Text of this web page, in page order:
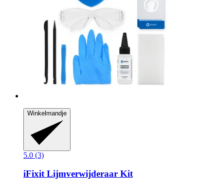
Winkelmandje
5.0 (3)
iFixitLijmverwijderaar Kit